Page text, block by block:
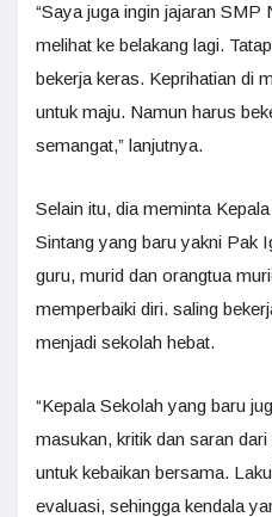
“Saya juga ingin jajaran SMP
melihat ke belakang lagi.
bekerja keras. Keprihatian di
untuk maju. Namun harus
semangat,” lanjutnya.
Selain itu, dia meminta
Sintang yang baru yakni Pak
guru, murid dan orangtua
memperbaiki diri. saling
menjadi sekolah hebat.
“Kepala Sekolah yang baru
masukan, kritik dan saran
untuk kebaikan bersama.
evaluasi, sehingga kendala